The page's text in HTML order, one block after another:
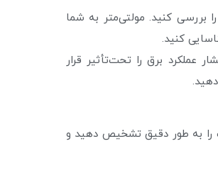
را بررسی کنید. مولتی‌متر به شما
کنید.
برق را تحت‌تأثیر قرار
را به طور دقیق تشخیص دهید و